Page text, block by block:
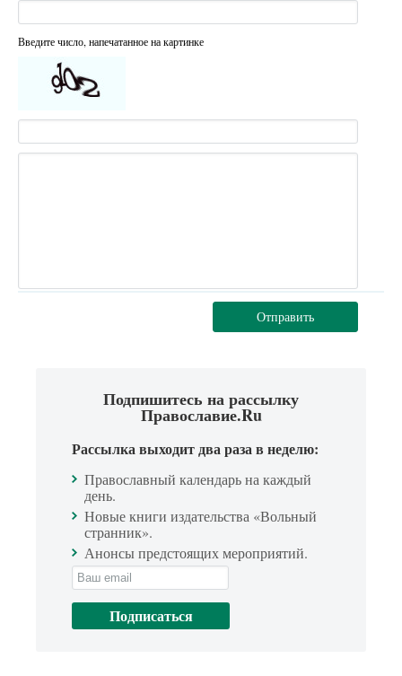
Введите число, напечатанное на картинке
Отправить
Подпишитесь на рассылку
Православие.Ru
Рассылка выходит два раза в неделю:
Православный календарь на каждый
день.
Новые книги издательства «Вольный
странник».
Анонсы предстоящих мероприятий.